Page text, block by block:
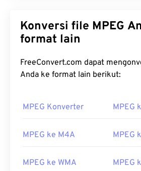
Konversi file MPEG Anda ke
format lain
FreeConvert.com dapat mengonversi
Anda ke format lain berikut:
MPEG Konverter MPEG
MPEG ke M4A MPEG
MPEG ke WMA MPEG